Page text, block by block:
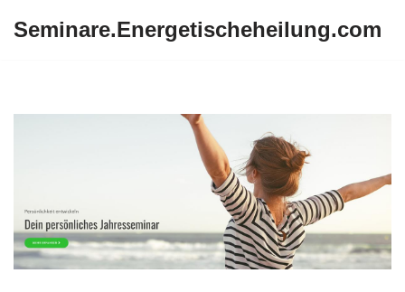
Seminare.Energetischeheilung.com